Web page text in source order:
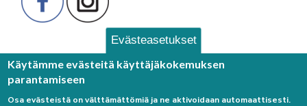
Palaute
Evästeasetukset
Käytämme evästeitä käyttäjäkokemuksen
parantamiseen
Osa evästeistä on välttämättömiä ja ne aktivoidaan automaattisesti.